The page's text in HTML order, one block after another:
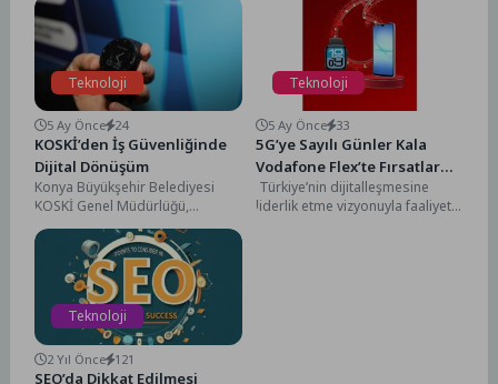
Teknoloji
5 Ay Önce 24
KOSKİ’den İş Güvenliğinde
Dijital Dönüşüm
Konya Büyükşehir Belediyesi
KOSKİ Genel Müdürlüğü,
çalışanların güvenliğini artırmak
ve iş sağlığı ile güvenliği
alanında...
Teknoloji
5 Ay Önce 33
5G’ye Sayılı Günler Kala
Vodafone Flex’te Fırsatlar
Başladı
Türkiye’nin dijitalleşmesine
liderlik etme vizyonuyla faaliyet
Teknoloji
2 Yıl Önce 121
SEO’da Dikkat Edilmesi